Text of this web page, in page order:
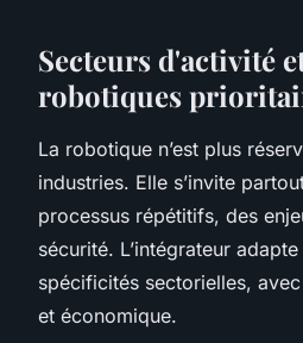
Secteurs d'activité
robotiques
La robotique n’est plus
industries. Elle s’invite
processus répétitifs, des
sécurité. L’intégrateur
spécificités sectorielles,
et économique.